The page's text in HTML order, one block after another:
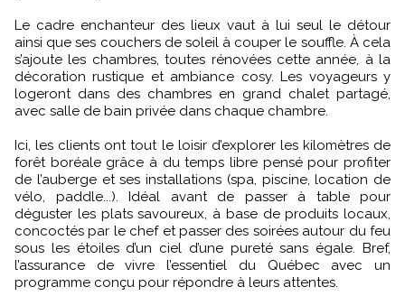
Le cadre enchanteur des lieux vaut à lui seul le détour
ainsi que ses couchers de soleil à couper le souffle. À cela
s’ajoute les chambres, toutes rénovées cette année, à la
décoration rustique et ambiance cosy. Les voyageurs y
logeront dans des chambres en grand chalet partagé,
avec salle de bain privée dans chaque chambre.
Ici, les clients ont tout le loisir d’explorer les kilomètres de
forêt boréale grâce à du temps libre pensé pour profiter
de l’auberge et ses installations (spa, piscine, location de
vélo, paddle...). Idéal avant de passer à table pour
déguster les plats savoureux, à base de produits locaux,
concoctés par le chef et passer des soirées autour du feu
sous les étoiles d’un ciel d’une pureté sans égale. Bref,
l’assurance de vivre l’essentiel du Québec avec un
programme conçu pour répondre à leurs attentes.